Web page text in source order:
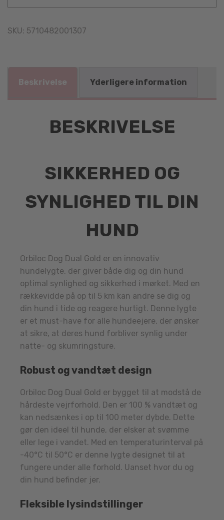
SKU: 5710482001307
Beskrivelse Yderligere information
BESKRIVELSE
SIKKERHED OG
SYNLIGHED TIL DIN
HUND
Orbiloc Dog Dual Gold er en innovativ
hundelygte, der giver både dig og din hund
optimal synlighed og sikkerhed i mørket. Med en
rækkevidde på op til 5 km kan andre se dig og
din hund i tide og reagere hurtigt. Denne lygte
er et must-have for alle hundeejere, der ønsker
at sikre, at deres hund forbliver synlig under
natte- og skumringsture.
Robust og vandtæt design
Orbiloc Dog Dual Gold er bygget til at modstå de
hårdeste vejrforhold. Den er 100 % vandtæt og
kan nedsænkes i op til 100 meter dybde. Dette
gør den ideel til hunde, der elsker at svømme
eller lege i vandet. Med en temperaturinterval på
-40°C til 50°C er denne lygte designet til at
fungere under alle forhold. Uanset hvor du og
din hund befinder jer.
Fleksible lysindstillinger